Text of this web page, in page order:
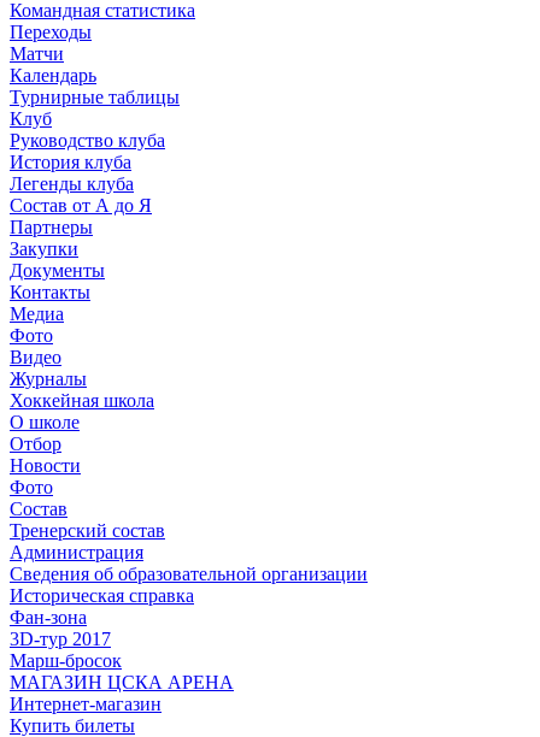
Командная статистика
Переходы
Матчи
Календарь
Турнирные таблицы
Клуб
Руководство клуба
История клуба
Легенды клуба
Состав от А до Я
Партнеры
Закупки
Документы
Контакты
Медиа
Фото
Видео
Журналы
Хоккейная школа
О школе
Отбор
Новости
Фото
Состав
Тренерский состав
Администрация
Сведения об образовательной организации
Историческая справка
Фан-зона
3D-тур 2017
Марш-бросок
МАГАЗИН ЦСКА АРЕНА
Интернет-магазин
Купить билеты